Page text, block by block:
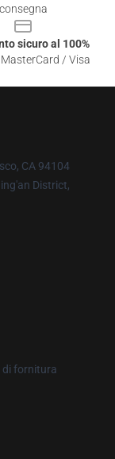
consegna
sicuro al 100%
/ Visa
CA 94104
District,
di fornitura